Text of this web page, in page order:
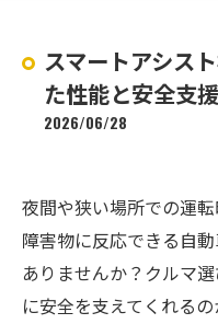
スマートアシス
た性能と安全支
2026/06/28
夜間や狭い場所での運
障害物に反応できる自
ありませんか？クルマ
に安全を支えてくれる